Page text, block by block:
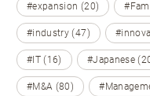
#expansion (20)
#industry (47)
#IT (16) #Japanese
#M&A (80)